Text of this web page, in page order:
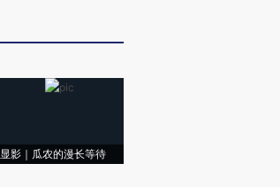
显影｜瓜农的漫长等待